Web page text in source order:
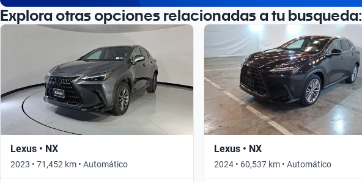
Explora otras opciones relacionadas a tu busqueda:
Lexus • NX
2023 • 71,452 km • Automático
Lexus • NX
2024 • 60,537 km • Automático